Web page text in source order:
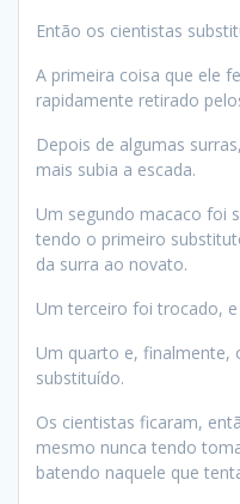
Então os cientistas
A primeira coisa que ele
rapidamente retirado
Depois de algumas
mais subia a escada.
Um segundo macaco foi
tendo o primeiro
da surra ao novato.
Um terceiro foi trocado,
Um quarto e, finalmente,
substituído.
Os cientistas ficaram,
mesmo nunca tendo
batendo naquele que